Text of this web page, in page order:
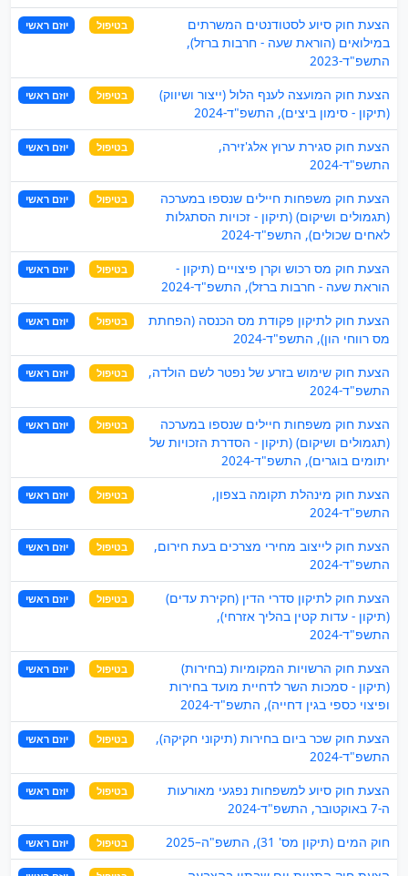
הצעת חוק סיוע לסטודנטים המשרתים
במילואים (הוראת שעה - חרבות ברזל),
התשפ"ד-2023
בטיפול יוזם ראשי
הצעת חוק המועצה לענף הלול (ייצור ושיווק)
(תיקון - סימון ביצים), התשפ"ד-2024
בטיפול יוזם ראשי
הצעת חוק סגירת ערוץ אלג'זירה,
התשפ"ד-2024
בטיפול יוזם ראשי
הצעת חוק משפחות חיילים שנספו במערכה
(תגמולים ושיקום) (תיקון - זכויות הסתגלות
לאחים שכולים), התשפ"ד-2024
בטיפול יוזם ראשי
הצעת חוק מס רכוש וקרן פיצויים (תיקון -
הוראת שעה - חרבות ברזל), התשפ"ד-2024
בטיפול יוזם ראשי
הצעת חוק לתיקון פקודת מס הכנסה (הפחתת
מס רווחי הון), התשפ"ד-2024
בטיפול יוזם ראשי
הצעת חוק שימוש בזרע של נפטר לשם הולדה,
התשפ"ד-2024
בטיפול יוזם ראשי
הצעת חוק משפחות חיילים שנספו במערכה
(תגמולים ושיקום) (תיקון - הסדרת הזכויות של
יתומים בוגרים), התשפ"ד-2024
בטיפול יוזם ראשי
הצעת חוק מינהלת תקומה בצפון,
התשפ"ד-2024
בטיפול יוזם ראשי
הצעת חוק לייצוב מחירי מצרכים בעת חירום,
התשפ"ד-2024
בטיפול יוזם ראשי
הצעת חוק לתיקון סדרי הדין (חקירת עדים)
(תיקון - עדות קטין בהליך אזרחי),
התשפ"ד-2024
בטיפול יוזם ראשי
הצעת חוק הרשויות המקומיות (בחירות)
(תיקון - סמכות השר לדחיית מועד בחירות
ופיצוי כספי בגין דחייה), התשפ"ד-2024
בטיפול יוזם ראשי
הצעת חוק שכר ביום בחירות (תיקוני חקיקה),
התשפ"ד-2024
בטיפול יוזם ראשי
הצעת חוק סיוע למשפחות נפגעי מאורעות
ה-7 באוקטובר, התשפ"ד-2024
בטיפול יוזם ראשי
חוק המים (תיקון מס' 31), התשפ"ה–2025 בטיפול יוזם ראשי